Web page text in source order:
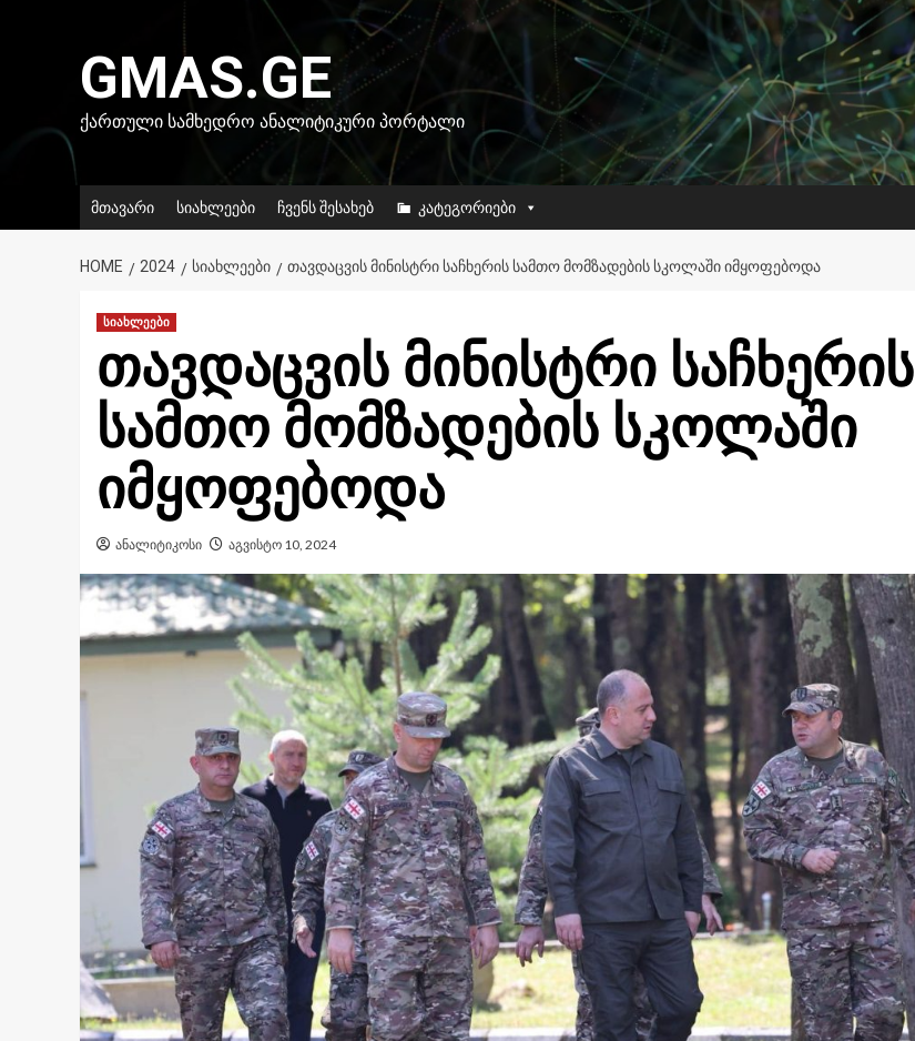
GMAS.GE
ᲥᲐᲠᲗᲣᲚᲘ ᲡᲐᲛᲮᲔᲓᲠᲝ ᲐᲜᲐᲚᲘᲢᲘᲙᲣᲠᲘ ᲞᲝᲠᲢᲐᲚᲘ
მთავარი სიახლეები ჩვენს შესახებ კატეგორიები
HOME 2024 ᲡᲘᲐᲮᲚᲔᲔᲑᲘ ᲗᲐᲕᲓᲐᲪᲕᲘᲡ ᲛᲘᲜᲘᲡᲢᲠᲘ ᲡᲐᲩᲮᲔᲠᲘᲡ ᲡᲐᲛᲗᲝ ᲛᲝᲛᲖᲐᲓᲔᲑᲘᲡ ᲡᲙᲝᲚᲐᲨᲘ ᲘᲛᲧᲝᲤᲔᲑᲝᲓᲐ
სიახლეები
თავდაცვის მინისტრი საჩხერის
სამთო მომზადების სკოლაში
იმყოფებოდა
ანალიტიკოსი აგვისტო 10, 2024